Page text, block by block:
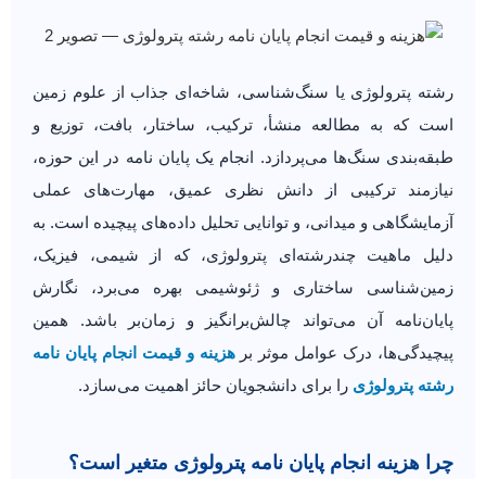
رشته پترولوژی یا سنگ‌شناسی، شاخه‌ای جذاب از علوم زمین
است که به مطالعه منشأ، ترکیب، ساختار، بافت، توزیع و
طبقه‌بندی سنگ‌ها می‌پردازد. انجام یک پایان نامه در این حوزه،
نیازمند ترکیبی از دانش نظری عمیق، مهارت‌های عملی
آزمایشگاهی و میدانی، و توانایی تحلیل داده‌های پیچیده است. به
دلیل ماهیت چندرشته‌ای پترولوژی، که از شیمی، فیزیک،
زمین‌شناسی ساختاری و ژئوشیمی بهره می‌برد، نگارش
پایان‌نامه آن می‌تواند چالش‌برانگیز و زمان‌بر باشد. همین
پیچیدگی‌ها، درک عوامل موثر برهزینه و قیمت انجام پایان نامه
رشته پترولوژی را برای دانشجویان حائز اهمیت می‌سازد.
چرا هزینه انجام پایان نامه پترولوژی متغیر است؟